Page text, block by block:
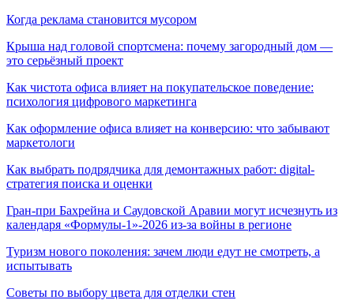
Когда реклама становится мусором
Крыша над головой спортсмена: почему загородный дом —
это серьёзный проект
Как чистота офиса влияет на покупательское поведение:
психология цифрового маркетинга
Как оформление офиса влияет на конверсию: что забывают
маркетологи
Как выбрать подрядчика для демонтажных работ: digital-
стратегия поиска и оценки
Гран-при Бахрейна и Саудовской Аравии могут исчезнуть из
календаря «Формулы-1»-2026 из-за войны в регионе
Туризм нового поколения: зачем люди едут не смотреть, а
испытывать
Советы по выбору цвета для отделки стен